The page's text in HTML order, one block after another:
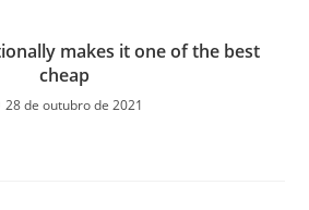
makes it one of the best
cheap
28 de outubro de 2021